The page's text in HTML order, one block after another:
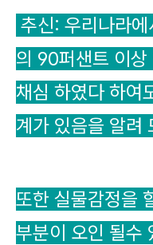
추신: 우리나라
의 90퍼샌트 이상
채심 하였다 하여
계가 있음을 알려
또한 실물감정을
부분이 오인 될수